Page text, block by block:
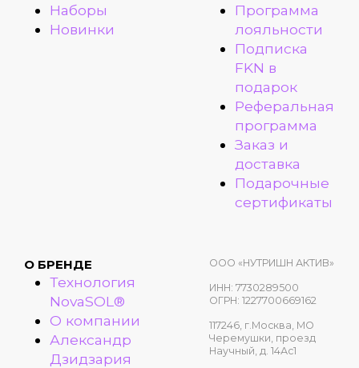
Наборы
Новинки
Программа
лояльности
Подписка
FKN в
подарок
Реферальная
программа
Заказ и
доставка
Подарочные
сертификаты
О БРЕНДЕ
Технология
NovaSOL®
О компании
Александр
Дзидзария
ООО «НУТРИШН АКТИВ»
ИНН: 7730289500
ОГРН: 1227700669162
117246, г.Москва, МО
Черемушки, проезд
Научный, д. 14Ас1